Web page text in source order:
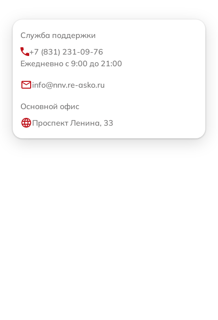
Служба поддержки
+7 (831) 231-09-76
Ежедневно с 9:00 до 21:00
info@nnv.re-asko.ru
Основной офис
Проспект Ленина, 33